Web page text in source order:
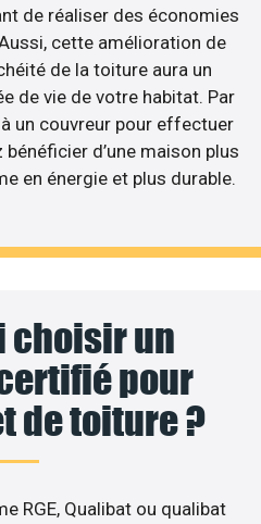
de réaliser des économies
cette amélioration de
de la toiture aura un
de vie de votre habitat. Par
un couvreur pour effectuer
d’une maison plus
en énergie et plus durable.
choisir un
pour
de toiture ?
RGE, Qualibat ou qualibat